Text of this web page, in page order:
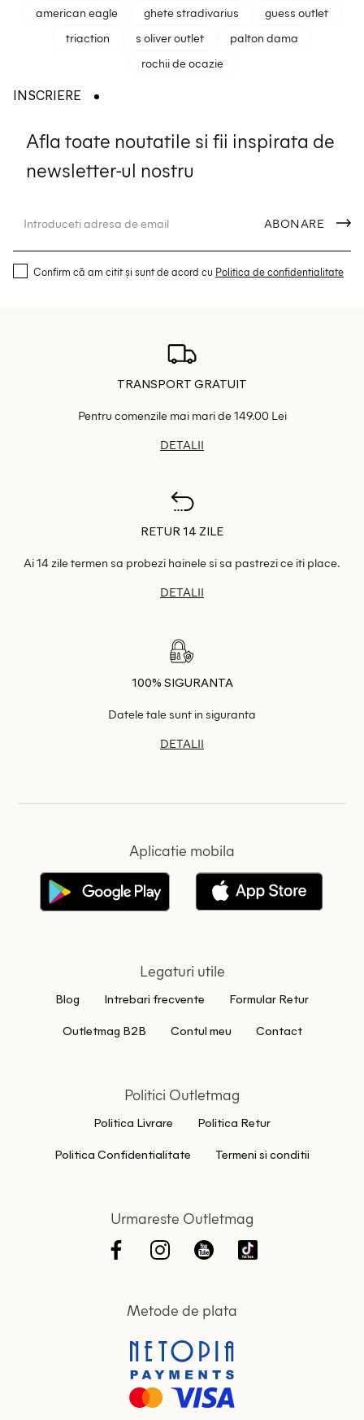
american eagle
ghete stradivarius
guess outlet
triaction
s oliver outlet
palton dama
rochii de ocazie
INSCRIERE
Afla toate noutatile si fii inspirata de
newsletter-ul nostru
ABONARE
Confirm că am citit și sunt de acord cu Politica de confidentialitate
TRANSPORT GRATUIT
Pentru comenzile mai mari de 149.00 Lei
DETALII
RETUR 14 ZILE
Ai 14 zile termen sa probezi hainele si sa pastrezi ce iti place.
DETALII
100% SIGURANTA
Datele tale sunt in siguranta
DETALII
Aplicatie mobila
Legaturi utile
Blog Intrebari frecvente Formular Retur
Outletmag B2B Contul meu Contact
Politici Outletmag
Politica Livrare Politica Retur
Politica Confidentialitate Termeni si conditii
Urmareste Outletmag
Metode de plata